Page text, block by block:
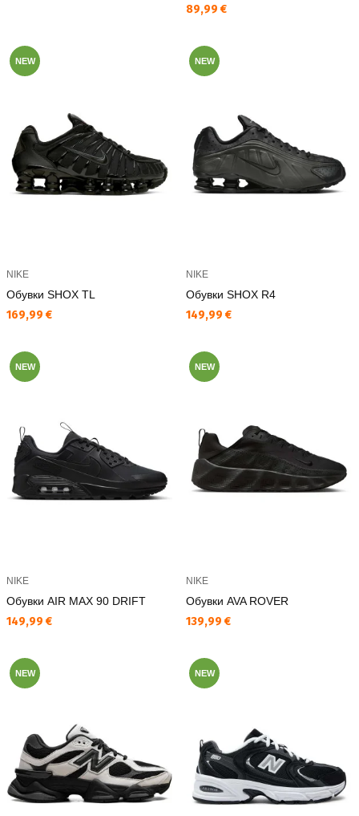
Текуща цена:
89,99 €
NEW
NIKE
Обувки SHOX TL
Текуща цена:
169,99 €
NEW
NIKE
Обувки SHOX R4
Текуща цена:
149,99 €
NEW
NIKE
Обувки AIR MAX 90 DRIFT
Текуща цена:
149,99 €
NEW
NIKE
Обувки AVA ROVER
Текуща цена:
139,99 €
NEW NEW